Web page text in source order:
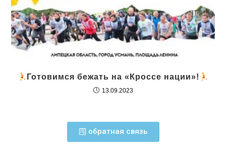
‍Готовимся бежать на «Кроссе нации»!
13.09.2023
обратная связь